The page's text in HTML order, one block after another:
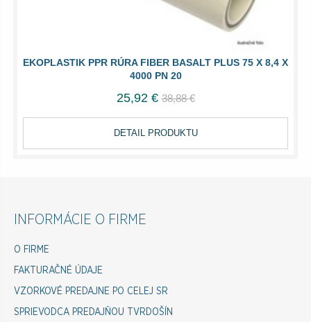
EKOPLASTIK PPR RÚRA FIBER BASALT PLUS 75 X 8,4 X
4000 PN 20
25,92 € 38,88 €
DETAIL PRODUKTU
INFORMÁCIE O FIRME
O FIRME
FAKTURAČNÉ ÚDAJE
VZORKOVÉ PREDAJNE PO CELEJ SR
SPRIEVODCA PREDAJŇOU TVRDOŠÍN